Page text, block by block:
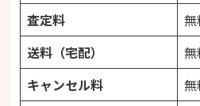
査定料
無
送料（宅配）
無
キャンセル料
無